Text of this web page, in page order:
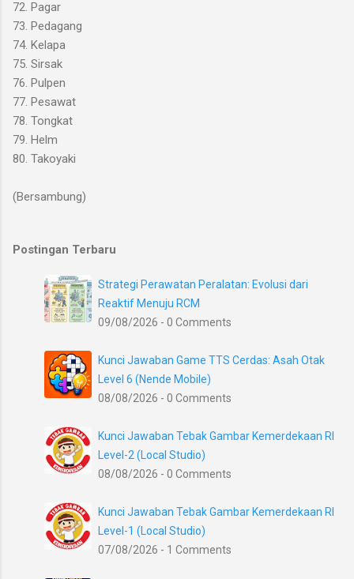
72. Pagar
73. Pedagang
74. Kelapa
75. Sirsak
76. Pulpen
77. Pesawat
78. Tongkat
79. Helm
80. Takoyaki
(Bersambung)
Postingan Terbaru
Strategi Perawatan Peralatan: Evolusi dari
Reaktif Menuju RCM
09/08/2026 - 0 Comments
Kunci Jawaban Game TTS Cerdas: Asah Otak
Level 6 (Nende Mobile)
08/08/2026 - 0 Comments
Kunci Jawaban Tebak Gambar Kemerdekaan RI
Level-2 (Local Studio)
08/08/2026 - 0 Comments
Kunci Jawaban Tebak Gambar Kemerdekaan RI
Level-1 (Local Studio)
07/08/2026 - 1 Comments